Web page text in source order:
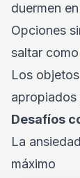
duermen
Opciones
saltar
Los
apropiados
Desafíos
La
máximo